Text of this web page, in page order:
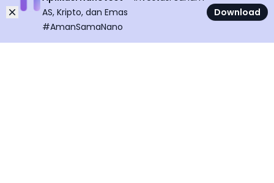
DismissAS, Kripto, dan Emas
#AmanSamaNano
Download